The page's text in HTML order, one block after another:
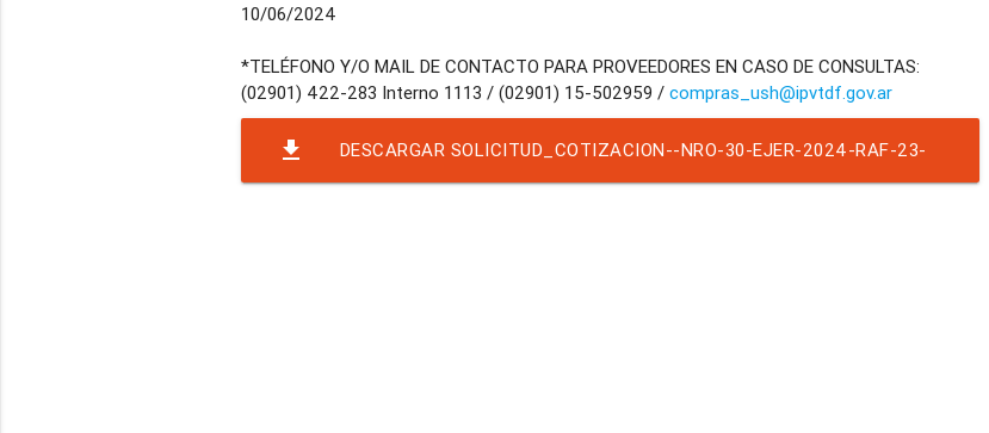
10/06/2024
*TELÉFONO Y/O MAIL DE CONTACTO PARA PROVEEDORES EN CASO DE CONSULTAS:
(02901) 422-283 Interno 1113 / (02901) 15-502959 / compras_ush@ipvtdf.gov.ar
file_download DESCARGAR SOLICITUD_COTIZACION--NRO-30-EJER-2024-RAF-23-